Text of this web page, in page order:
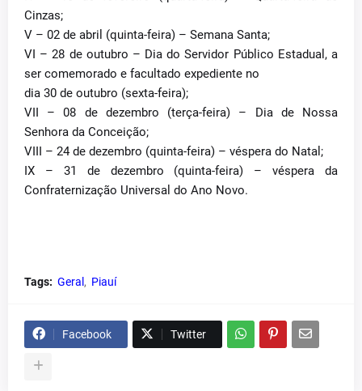
Cinzas;
V – 02 de abril (quinta-feira) – Semana Santa;
VI – 28 de outubro – Dia do Servidor Público Estadual, a
ser comemorado e facultado expediente no
dia 30 de outubro (sexta-feira);
VII – 08 de dezembro (terça-feira) – Dia de Nossa
Senhora da Conceição;
VIII – 24 de dezembro (quinta-feira) – véspera do Natal;
IX – 31 de dezembro (quinta-feira) – véspera da
Confraternização Universal do Ano Novo.
Tags: Geral Piauí
Facebook Twitter